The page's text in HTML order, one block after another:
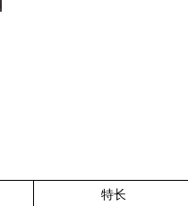
特长